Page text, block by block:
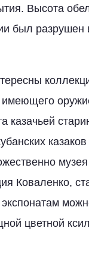
Высота
был разрушен
имеющего
Коваленко,
цветной